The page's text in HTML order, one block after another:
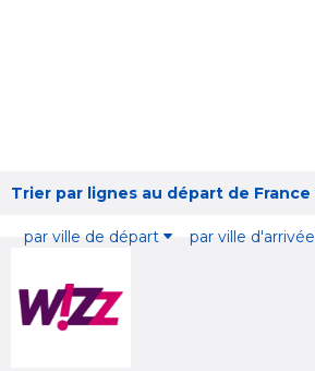
Trier par lignes au départ de France
par ville de départ par ville d'arrivée